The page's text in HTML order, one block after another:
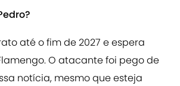
até o fim de 2027 e espera
O atacante foi pego de
notícia, mesmo que esteja